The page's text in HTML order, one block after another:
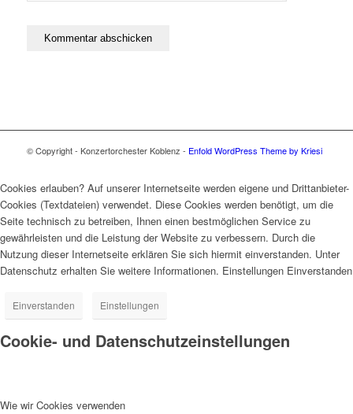
© Copyright - Konzertorchester Koblenz - Enfold WordPress Theme by Kriesi
Cookies erlauben? Auf unserer Internetseite werden eigene und Drittanbieter-
Cookies (Textdateien) verwendet. Diese Cookies werden benötigt, um die
Seite technisch zu betreiben, Ihnen einen bestmöglichen Service zu
gewährleisten und die Leistung der Website zu verbessern. Durch die
Nutzung dieser Internetseite erklären Sie sich hiermit einverstanden. Unter
Datenschutz erhalten Sie weitere Informationen. Einstellungen Einverstanden
Einverstanden Einstellungen
Cookie- und Datenschutzeinstellungen
Wie wir Cookies verwenden